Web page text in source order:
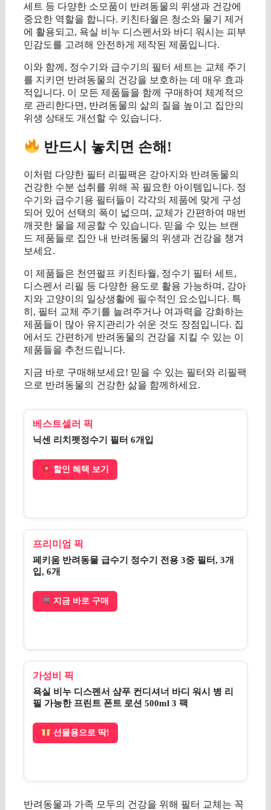
세트 등 다양한 소모품이 반려동물의 위생과 건강에
중요한 역할을 합니다. 키친타월은 청소와 물기 제거
에 활용되고, 욕실 비누 디스펜서와 바디 워시는 피부
민감도를 고려해 안전하게 제작된 제품입니다.
이와 함께, 정수기와 급수기의 필터 세트는 교체 주기
를 지키면 반려동물의 건강을 보호하는 데 매우 효과
적입니다. 이 모든 제품들을 함께 구매하여 체계적으
로 관리한다면, 반려동물의 삶의 질을 높이고 집안의
위생 상태도 개선할 수 있습니다.
반드시 놓치면 손해!
이처럼 다양한 필터 리필팩은 강아지와 반려동물의
건강한 수분 섭취를 위해 꼭 필요한 아이템입니다. 정
수기와 급수기용 필터들이 각각의 제품에 맞게 구성
되어 있어 선택의 폭이 넓으며, 교체가 간편하여 매번
깨끗한 물을 제공할 수 있습니다. 믿을 수 있는 브랜
드 제품들로 집안 내 반려동물의 위생과 건강을 챙겨
보세요.
이 제품들은 천연펄프 키친타월, 정수기 필터 세트,
디스펜서 리필 등 다양한 용도로 활용 가능하며, 강아
지와 고양이의 일상생활에 필수적인 요소입니다. 특
히, 필터 교체 주기를 늘려주거나 여과력을 강화하는
제품들이 많아 유지관리가 쉬운 것도 장점입니다. 집
에서도 간편하게 반려동물의 건강을 지킬 수 있는 이
제품들을 추천드립니다.
지금 바로 구매해보세요! 믿을 수 있는 필터와 리필팩
으로 반려동물의 건강한 삶을 함께하세요.
베스트셀러 픽
닉센 리치펫정수기 필터 6개입
할인 혜택 보기
프리미엄 픽
페키움 반려동물 급수기 정수기 전용 3중 필터, 3개
입, 6개
지금 바로 구매
가성비 픽
욕실 비누 디스펜서 샴푸 컨디셔너 바디 워시 병 리
필 가능한 프린트 폰트 로션 500ml 3 팩
선물용으로 딱!
반려동물과 가족 모두의 건강을 위해 필터 교체는 꼭